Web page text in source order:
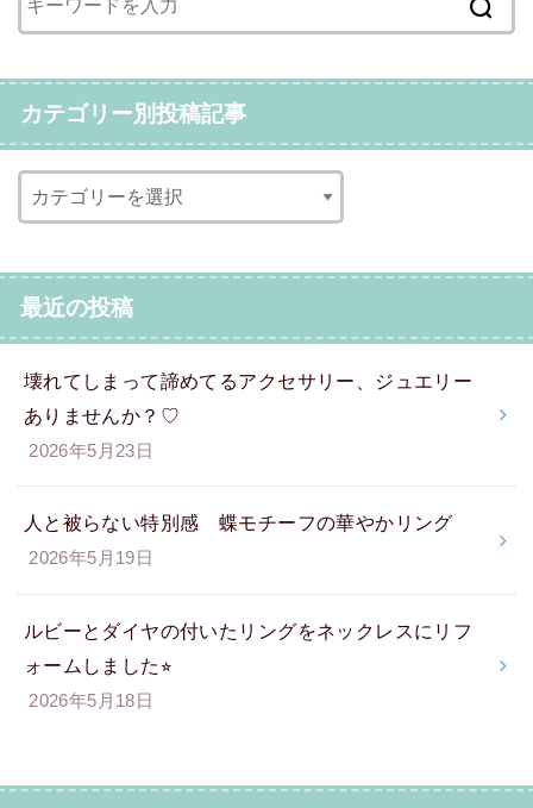
カテゴリー別投稿記事
最近の投稿
壊れてしまって諦めてるアクセサリー、ジュエリー
ありませんか？♡
2026年5月23日
人と被らない特別感 蝶モチーフの華やかリング
2026年5月19日
ルビーとダイヤの付いたリングをネックレスにリフ
ォームしました⭐︎
2026年5月18日